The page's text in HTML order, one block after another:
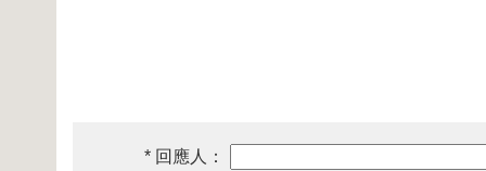
* 回應人：